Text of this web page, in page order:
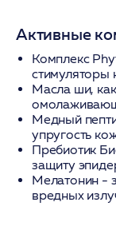
Активные
Комплекс
стимуляторы
Масла ши,
Медный
упругость
Пребиотик
защиту
Мелатонин -
вредных